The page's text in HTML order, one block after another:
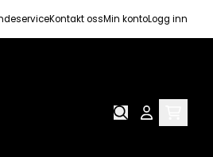
Kontakt ossMin kontoLogg inn